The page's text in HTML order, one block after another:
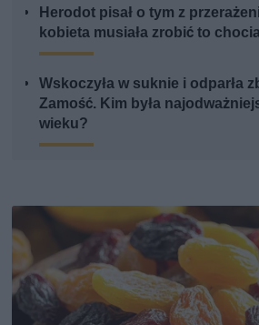
Herodot pisał o tym z
kobieta musiała zrobić to
Wskoczyła w suknie i odparła
Zamość. Kim była
wieku?